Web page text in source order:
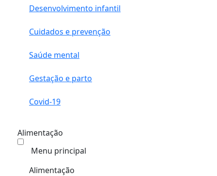
Desenvolvimento infantil
Cuidados e prevenção
Saúde mental
Gestação e parto
Covid-19
Alimentação
Menu principal
Alimentação